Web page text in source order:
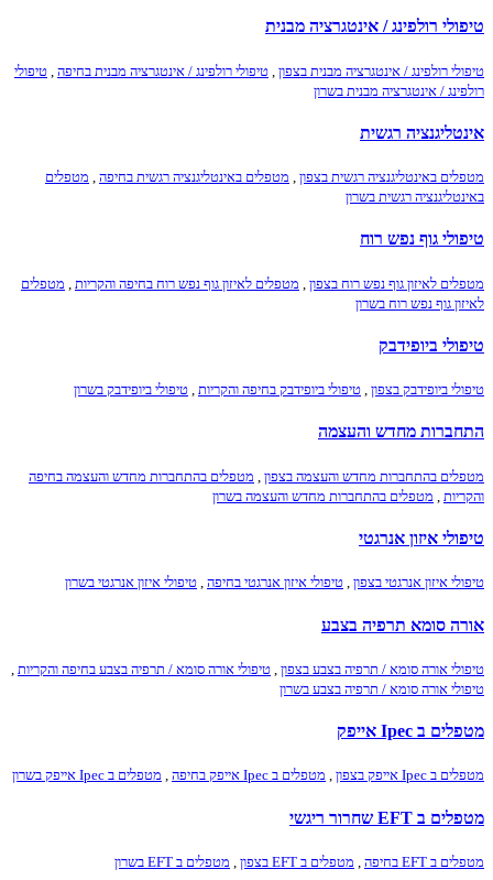
טיפולי רולפינג / אינטגרציה מבנית
טיפולי רולפינג / אינטגרציה מבנית בצפון טיפולי רולפינג / אינטגרציה מבנית בחיפה טיפולי
רולפינג / אינטגרציה מבנית בשרון
אינטליגנציה רגשית
מטפלים באינטליגנציה רגשית בצפון , מטפלים באינטליגנציה רגשית בחיפה , מטפלים
באינטליגנציה רגשית בשרון
טיפולי גוף נפש רוח
מטפלים לאיזון גוף נפש רוח בצפון מטפלים לאיזון גוף נפש רוח בחיפה והקריות
מטפלים
לאיזון גוף נפש רוח בשרון
טיפולי ביופידבק
טיפולי ביופידבק בצפון , טיפולי ביופידבק בחיפה והקריות , טיפולי ביופידבק בשרון
התחברות מחדש והעצמה
מטפלים בהתחברות מחדש והעצמה בצפון
מטפלים בהתחברות מחדש והעצמה בחיפה
והקריות
מטפלים בהתחברות מחדש והעצמה בשרון
טיפולי איזון אנרגטי
טיפולי איזון אנרגטי בצפון , טיפולי איזון אנרגטי בחיפה , טיפולי איזון אנרגטי בשרון
אורה סומא תרפיה בצבע
טיפולי אורה סומא / תרפיה בצבע בצפון טיפולי אורה סומא / תרפיה בצבע בחיפה והקריות
טיפולי אורה סומא / תרפיה בצבע בשרון
מטפלים ב Ipec אייפק
מטפלים ב Ipec אייפק בצפון , מטפלים ב Ipec אייפק בחיפה , מטפלים ב Ipec אייפק בשרון
מטפלים ב EFT שחרור ריגשי
מטפלים ב EFT בחיפה מטפלים ב EFT בצפון מטפלים ב EFT בשרון